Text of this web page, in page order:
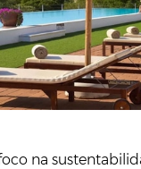
na